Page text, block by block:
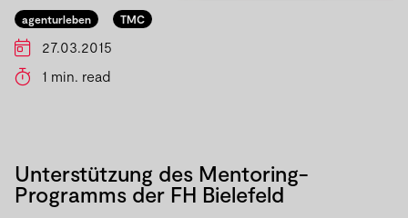
agenturleben TMC
27.03.2015
1 min. read
Unterstützung des Mentoring-
Programms der FH Bielefeld